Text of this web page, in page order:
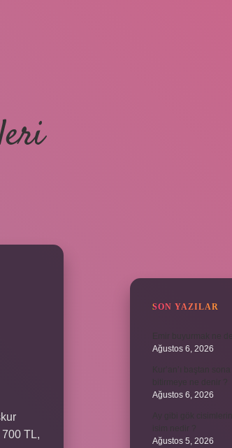
700 TL,
SON YAZILAR
Ağustos 6, 2026
Ağustos 6, 2026
Ağustos 5, 2026